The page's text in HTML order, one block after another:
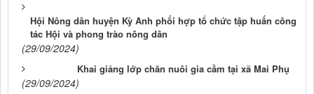
Hội Nông dân huyện Kỳ Anh phối hợp tổ chức tập huấn công
tác Hội và phong trào nông dân
(29/09/2024)
Khai giảng lớp chăn nuôi gia cầm tại xã Mai Phụ
(29/09/2024)